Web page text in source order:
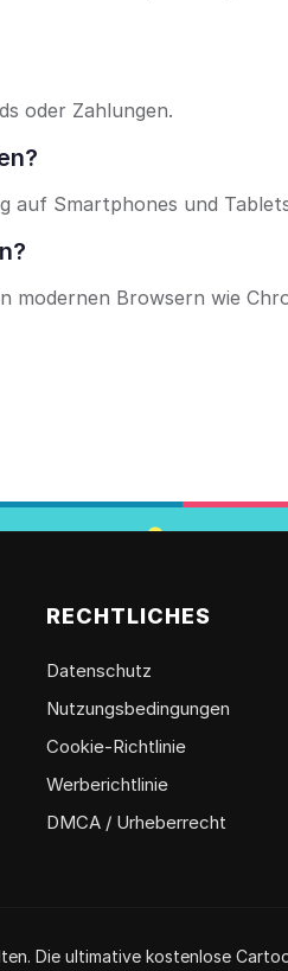
oder Zahlungen.
auf Smartphones und
modernen Browsern wie
RECHTLICHES
Datenschutz
Nutzungsbedingungen
Cookie-Richtlinie
Werberichtlinie
DMCA / Urheberrecht
Die ultimative kostenlose